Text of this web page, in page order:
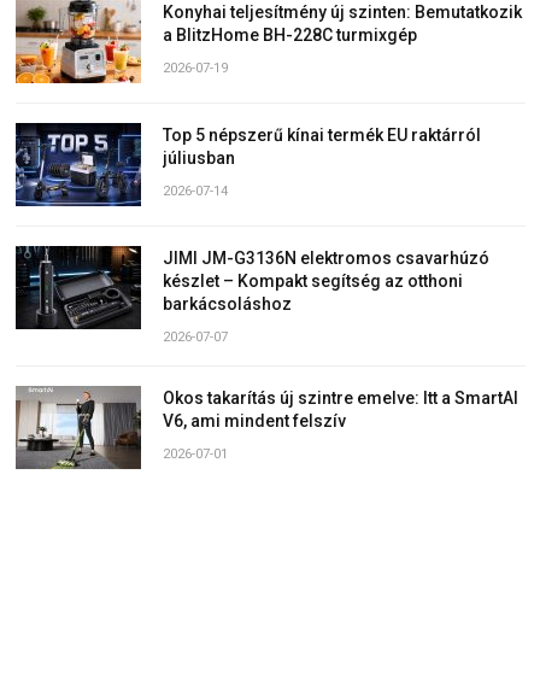
Konyhai teljesítmény új szinten: Bemutatkozik
a BlitzHome BH-228C turmixgép
2026-07-19
Top 5 népszerű kínai termék EU raktárról
júliusban
2026-07-14
JIMI JM-G3136N elektromos csavarhúzó
készlet – Kompakt segítség az otthoni
barkácsoláshoz
2026-07-07
Okos takarítás új szintre emelve: Itt a SmartAI
V6, ami mindent felszív
2026-07-01